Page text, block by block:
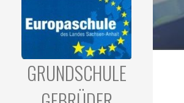
GRUNDSCHULE